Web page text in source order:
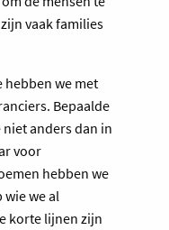
vaak families
hebben we met
Bepaalde
anders dan in
voor
hebben we
we al
korte lijnen zijn